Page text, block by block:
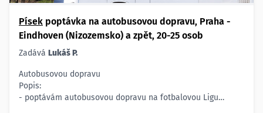
Písek poptávka na autobusovou dopravu, Praha -
Eindhoven (Nizozemsko) a zpět, 20-25 osob
Zadává Lukáš P.
Autobusovou dopravu
Popis:
- poptávám autobusovou dopravu na fotbalovou Ligu